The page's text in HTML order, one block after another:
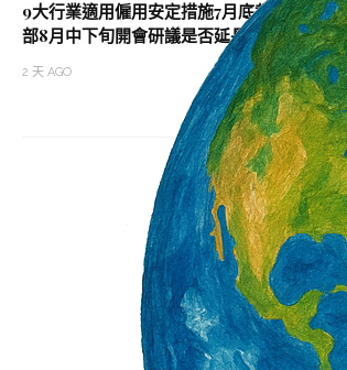
9大行業適用僱用安定措施7月底截止 勞動
部8月中下旬開會研議是否延長
2 天 AGO